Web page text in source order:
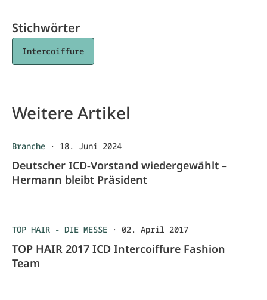
Stichwörter
Intercoiffure
Weitere Artikel
Branche · 18. Juni 2024
Deutscher ICD-Vorstand wiedergewählt –
Hermann bleibt Präsident
TOP HAIR - DIE MESSE · 02. April 2017
TOP HAIR 2017 ICD Intercoiffure Fashion
Team